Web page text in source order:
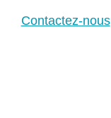
Contactez-nous